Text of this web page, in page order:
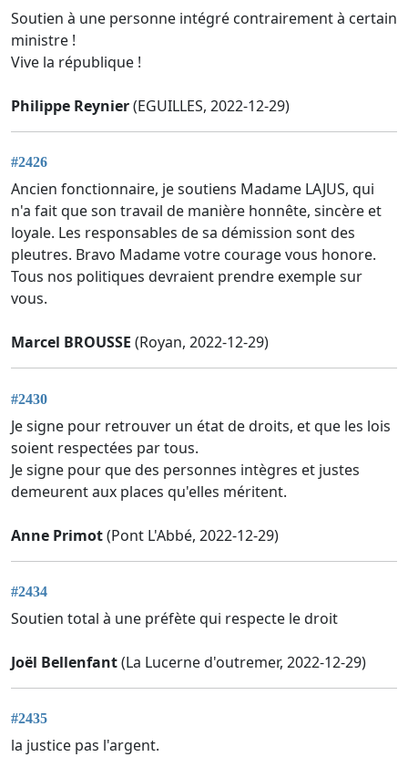
Soutien à une personne intégré contrairement à certain
ministre !
Vive la république !
Philippe Reynier(EGUILLES, 2022-12-29)
#2426
Ancien fonctionnaire, je soutiens Madame LAJUS, qui
n'a fait que son travail de manière honnête, sincère et
loyale. Les responsables de sa démission sont des
pleutres. Bravo Madame votre courage vous honore.
Tous nos politiques devraient prendre exemple sur
vous.
Marcel BROUSSE (Royan, 2022-12-29)
#2430
Je signe pour retrouver un état de droits, et que les lois
soient respectées par tous.
Je signe pour que des personnes intègres et justes
demeurent aux places qu'elles méritent.
Anne Primot(Pont L'Abbé, 2022-12-29)
#2434
Soutien total à une préfète qui respecte le droit
Joël Bellenfant(La Lucerne d'outremer, 2022-12-29)
#2435
la justice pas l'argent.